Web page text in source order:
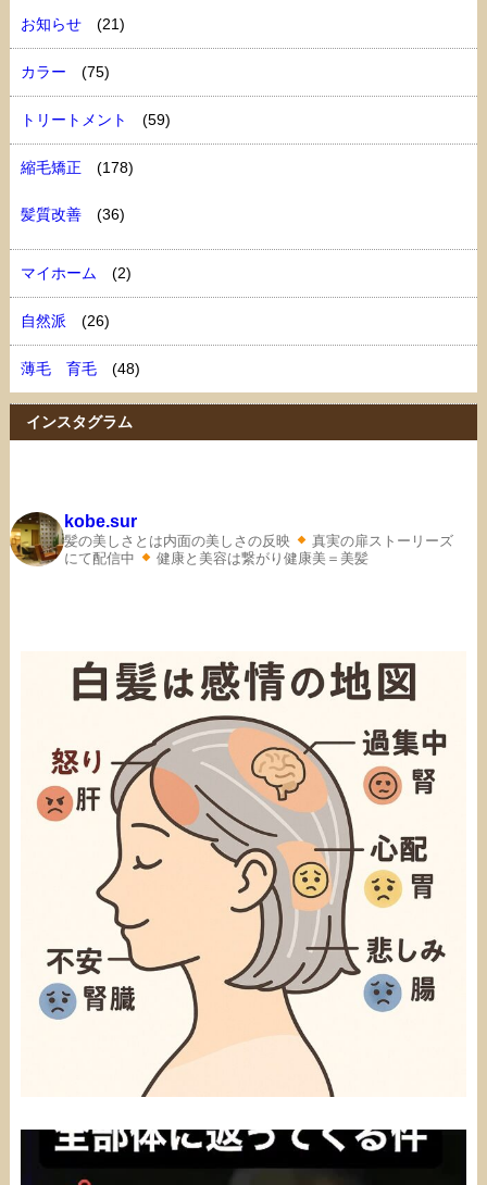
お知らせ (21)
カラー (75)
トリートメント (59)
縮毛矯正 (178)
髪質改善 (36)
マイホーム (2)
自然派 (26)
薄毛 育毛 (48)
インスタグラム
kobe.sur
髪の美しさとは内面の美しさの反映
真実の扉ストーリーズ
にて配信中
健康と美容は繋がり健康美＝美髪